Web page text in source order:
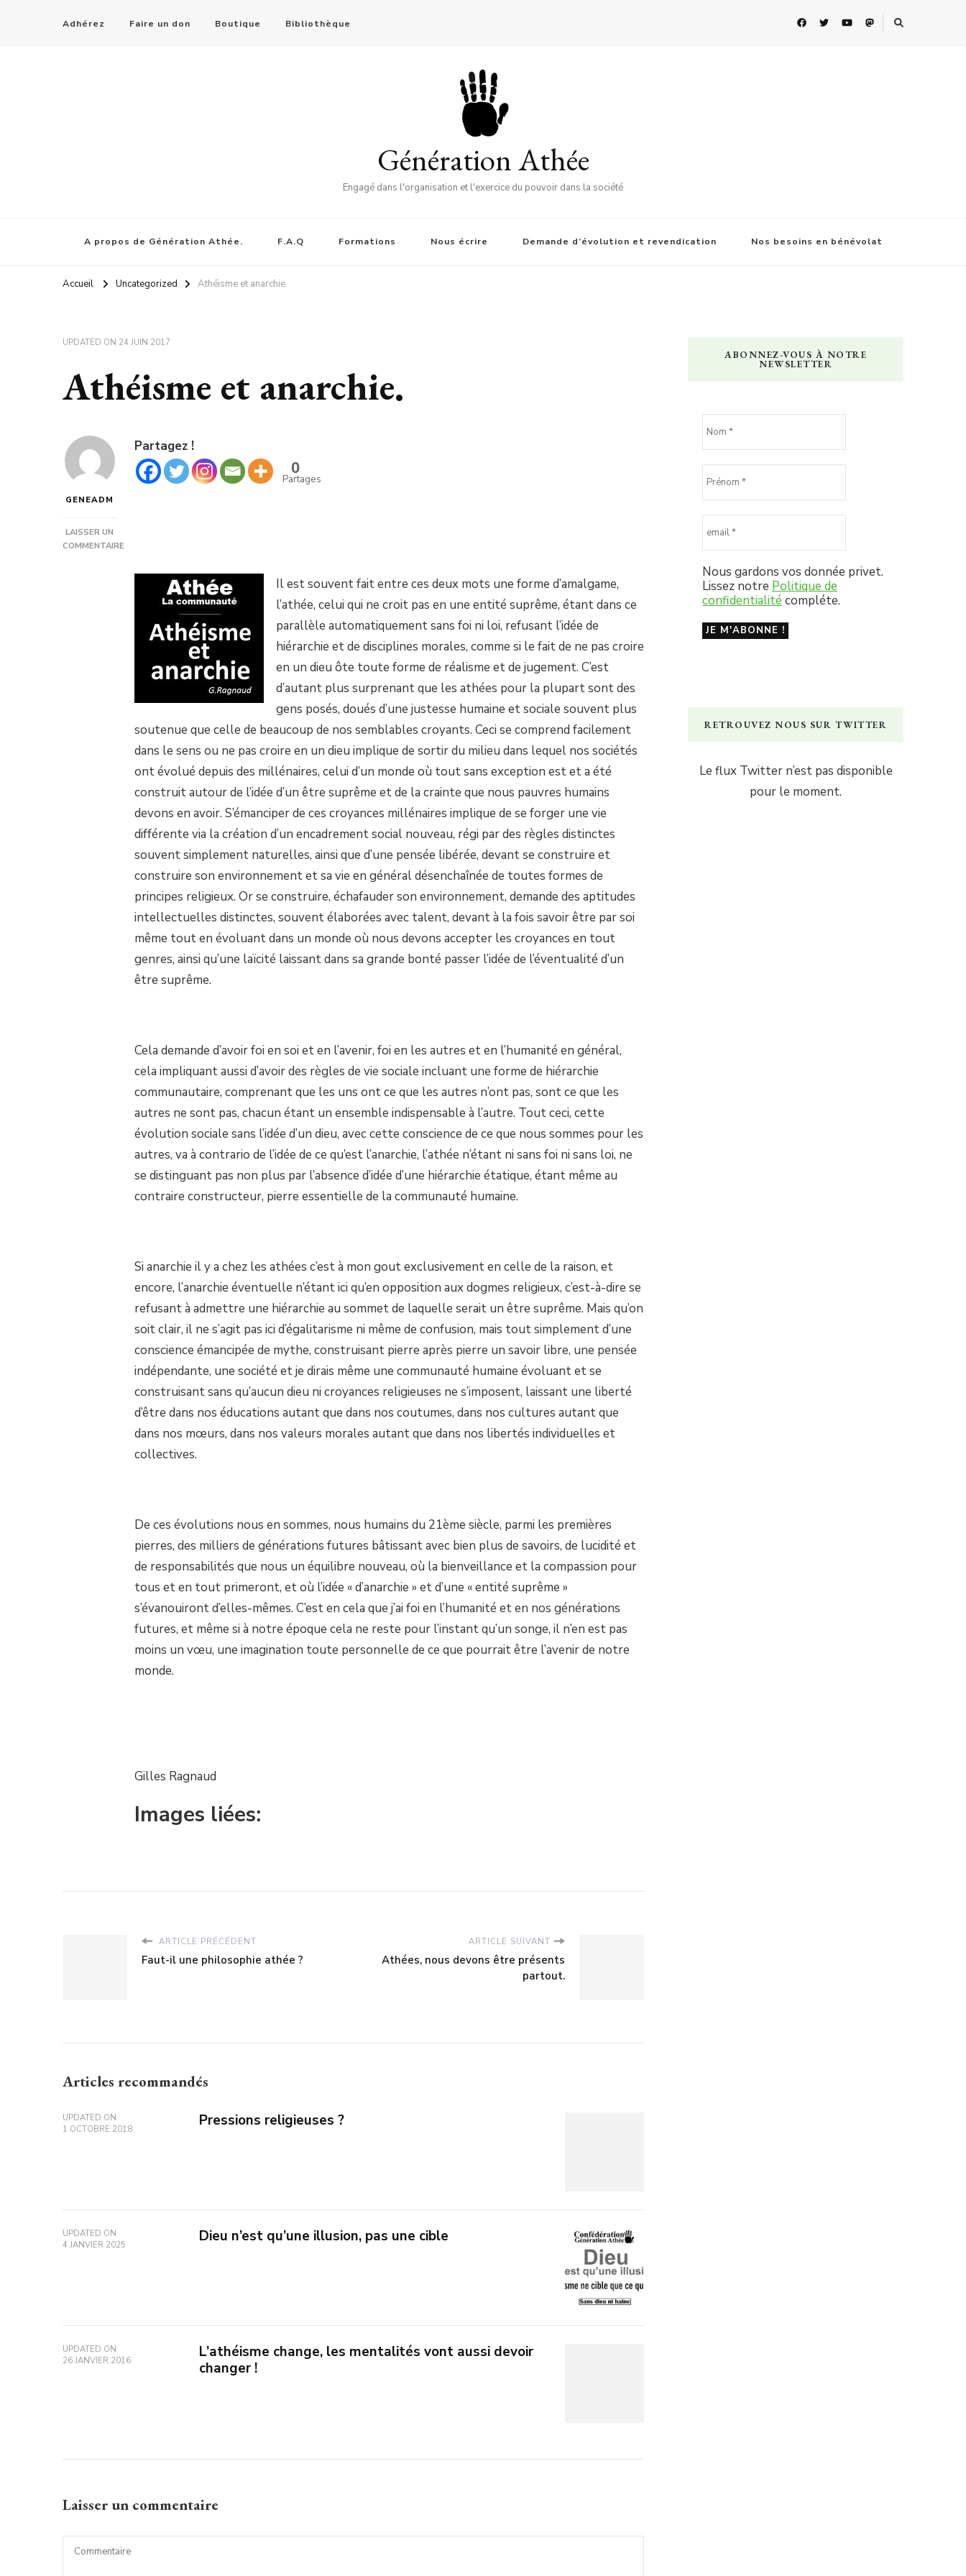
Adhérez Faire un don Boutique Bibliothèque
Génération Athée
Engagé dans l'organisation et l'exercice du pouvoir dans la société
A propos de Génération Athée. F.A.Q Formations Nous écrire Demande d’évolution et revendication Nos besoins en bénévolat
Accueil Uncategorized Athéisme et anarchie.
UPDATED ON 24 JUIN 2017
Athéisme et anarchie.
GENEADM
LAISSER UN
COMMENTAIRE
Partagez !
0
Partages
Il est souvent fait entre ces deux mots une forme d’amalgame,
l’athée, celui qui ne croit pas en une entité suprême, étant dans ce
parallèle automatiquement sans foi ni loi, refusant l’idée de
hiérarchie et de disciplines morales, comme si le fait de ne pas croire
en un dieu ôte toute forme de réalisme et de jugement. C’est
d’autant plus surprenant que les athées pour la plupart sont des
gens posés, doués d’une justesse humaine et sociale souvent plus
soutenue que celle de beaucoup de nos semblables croyants. Ceci se comprend facilement
dans le sens ou ne pas croire en un dieu implique de sortir du milieu dans lequel nos sociétés
ont évolué depuis des millénaires, celui d’un monde où tout sans exception est et a été
construit autour de l’idée d’un être suprême et de la crainte que nous pauvres humains
devons en avoir. S’émanciper de ces croyances millénaires implique de se forger une vie
différente via la création d’un encadrement social nouveau, régi par des règles distinctes
souvent simplement naturelles, ainsi que d’une pensée libérée, devant se construire et
construire son environnement et sa vie en général désenchaînée de toutes formes de
principes religieux. Or se construire, échafauder son environnement, demande des aptitudes
intellectuelles distinctes, souvent élaborées avec talent, devant à la fois savoir être par soi
même tout en évoluant dans un monde où nous devons accepter les croyances en tout
genres, ainsi qu’une laïcité laissant dans sa grande bonté passer l’idée de l’éventualité d’un
être suprême.
Cela demande d’avoir foi en soi et en l’avenir, foi en les autres et en l’humanité en général,
cela impliquant aussi d’avoir des règles de vie sociale incluant une forme de hiérarchie
communautaire, comprenant que les uns ont ce que les autres n’ont pas, sont ce que les
autres ne sont pas, chacun étant un ensemble indispensable à l’autre. Tout ceci, cette
évolution sociale sans l’idée d’un dieu, avec cette conscience de ce que nous sommes pour les
autres, va à contrario de l’idée de ce qu’est l’anarchie, l’athée n’étant ni sans foi ni sans loi, ne
se distinguant pas non plus par l’absence d’idée d’une hiérarchie étatique, étant même au
contraire constructeur, pierre essentielle de la communauté humaine.
Si anarchie il y a chez les athées c’est à mon gout exclusivement en celle de la raison, et
encore, l’anarchie éventuelle n’étant ici qu’en opposition aux dogmes religieux, c’est-à-dire se
refusant à admettre une hiérarchie au sommet de laquelle serait un être suprême. Mais qu’on
soit clair, il ne s’agit pas ici d’égalitarisme ni même de confusion, mais tout simplement d’une
conscience émancipée de mythe, construisant pierre après pierre un savoir libre, une pensée
indépendante, une société et je dirais même une communauté humaine évoluant et se
construisant sans qu’aucun dieu ni croyances religieuses ne s’imposent, laissant une liberté
d’être dans nos éducations autant que dans nos coutumes, dans nos cultures autant que
dans nos mœurs, dans nos valeurs morales autant que dans nos libertés individuelles et
collectives.
De ces évolutions nous en sommes, nous humains du 21ème siècle, parmi les premières
pierres, des milliers de générations futures bâtissant avec bien plus de savoirs, de lucidité et
de responsabilités que nous un équilibre nouveau, où la bienveillance et la compassion pour
tous et en tout primeront, et où l’idée « d’anarchie » et d’une « entité suprême »
s’évanouiront d’elles-mêmes. C’est en cela que j’ai foi en l’humanité et en nos générations
futures, et même si à notre époque cela ne reste pour l’instant qu’un songe, il n’en est pas
moins un vœu, une imagination toute personnelle de ce que pourrait être l’avenir de notre
monde.
Gilles Ragnaud
Images liées:
ARTICLE PRÉCÉDENT
Faut-il une philosophie athée ?
ARTICLE SUIVANT
Athées, nous devons être présents
partout.
Articles recommandés
UPDATED ON
1 OCTOBRE 2018
Pressions religieuses ?
UPDATED ON
4 JANVIER 2025
Dieu n’est qu’une illusion, pas une cible
UPDATED ON
26 JANVIER 2016
L’athéisme change, les mentalités vont aussi devoir
changer !
Laisser un commentaire
ABONNEZ-VOUS À NOTRE
NEWSLETTER
Nous gardons vos donnée privet.
Lissez notre Politique de
confidentialité compléte.
RETROUVEZ NOUS SUR TWITTER
Le flux Twitter n’est pas disponible
pour le moment.